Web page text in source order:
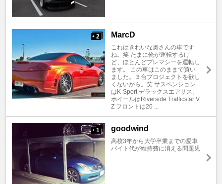
+ 2 MarcD
これはきれいな奥さんの車です
ね。笑 たまに俺が運転するけ
ど、ほとんどプレマシーを運転し
ます。 この車はこのままで買い
ました。３台プロジェクトを欲し
くないから。笑 サスペンション
はK-Sport デラックスエアサス。
ホイールはRiverside Trafficstar V
Z フロントは20 ...
+ 1 goodwind
高校3年から大学卒業までの愛車
バイト代が維持費に消える問題児